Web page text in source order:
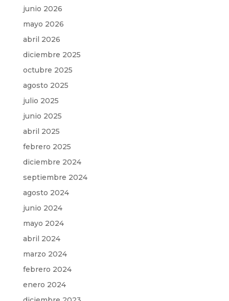
junio 2026
mayo 2026
abril 2026
diciembre 2025
octubre 2025
agosto 2025
julio 2025
junio 2025
abril 2025
febrero 2025
diciembre 2024
septiembre 2024
agosto 2024
junio 2024
mayo 2024
abril 2024
marzo 2024
febrero 2024
enero 2024